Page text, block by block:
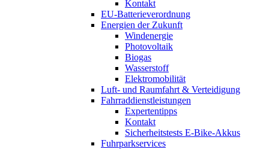
Kontakt
EU-Batterieverordnung
Energien der Zukunft
Windenergie
Photovoltaik
Biogas
Wasserstoff
Elektromobilität
Luft- und Raumfahrt & Verteidigung
Fahrraddienstleistungen
Expertentipps
Kontakt
Sicherheitstests E-Bike-Akkus
Fuhrparkservices